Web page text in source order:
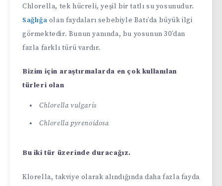
Chlorella, tek hücreli, yeşil bir tatlı su yosunudur.
Sağlığa olan faydaları sebebiyle Batı’da büyük ilgi
görmektedir. Bunun yanında, bu yosunun 30’dan
fazla farklı türü vardır.
Bizim için araştırmalarda en çok kullanılan
türleri olan
Chlorella vulgaris
Chlorella pyrenoidosa
Bu iki tür üzerinde duracağız.
Klorella, takviye olarak alındığında daha fazla fayda